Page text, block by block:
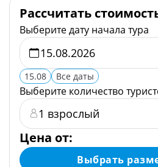
Рассчитать
Выберите дату начала тура
15.08 Все даты
Выберите количество
1 взрослый
Цена от:
Выбрать